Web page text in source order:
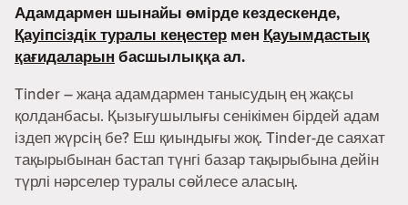
Адамдармен шынайы өмірде кездескенде,
Қауіпсіздік туралы кеңестер мен Қауымдастық
қағидаларын басшылыққа ал.
Tinder – жаңа адамдармен танысудың ең жақсы
қолданбасы. Қызығушылығы сенікімен бірдей адам
іздеп жүрсің бе? Еш қиындығы жоқ. Tinder-де саяхат
тақырыбынан бастап түнгі базар тақырыбына дейін
түрлі нәрселер туралы сөйлесе аласың.